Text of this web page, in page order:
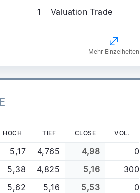
1 Valuation Trade
Mehr Einzelheiten
HOCH TIEF CLOSE VOL.
5,17 4,765 4,98
0
5,38 4,825 5,16
300
5,62 5,16 5,53
0